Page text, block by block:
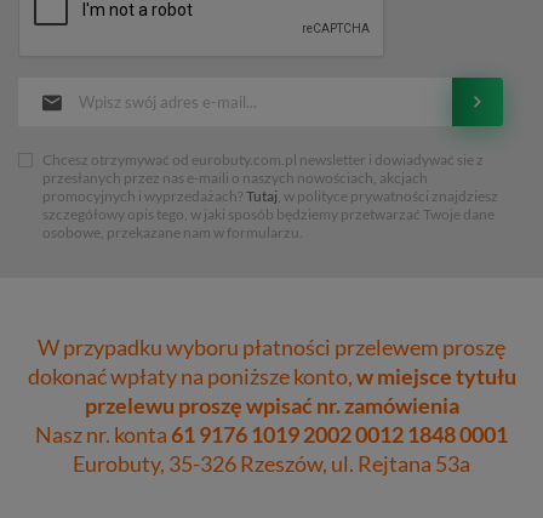
Chcesz otrzymywać od eurobuty.com.pl newsletter i dowiadywać sie z
przesłanych przez nas e-maili o naszych nowościach, akcjach
promocyjnych i wyprzedażach? Tutaj, w polityce prywatności znajdziesz
szczegółowy opis tego, w jaki sposób będziemy przetwarzać Twoje dane
osobowe, przekazane nam w formularzu.
W przypadku wyboru płatności przelewem proszę
dokonać wpłaty na poniższe konto,w miejsce tytułu
przelewu proszę wpisać nr. zamówienia
Nasz nr. konta61 9176 1019 2002 0012 1848 0001
Eurobuty, 35-326 Rzeszów, ul. Rejtana 53a